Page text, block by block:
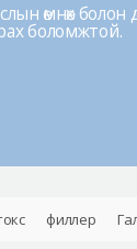
өмнөх болон
боломжтой.
филлер